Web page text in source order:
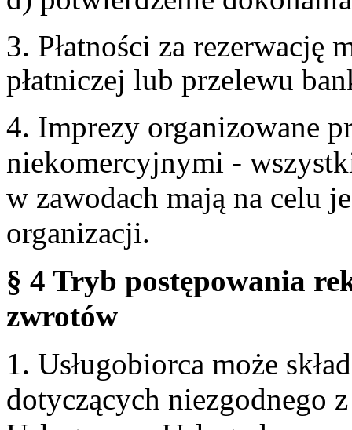
3. Płatności za rezerwację
płatniczej lub przelewu
4. Imprezy organizowane
niekomercyjnymi -
w zawodach mają na celu
organizacji.
§ 4 Tryb postępowania
zwrotów
1. Usługobiorca może
dotyczących niezgodnego